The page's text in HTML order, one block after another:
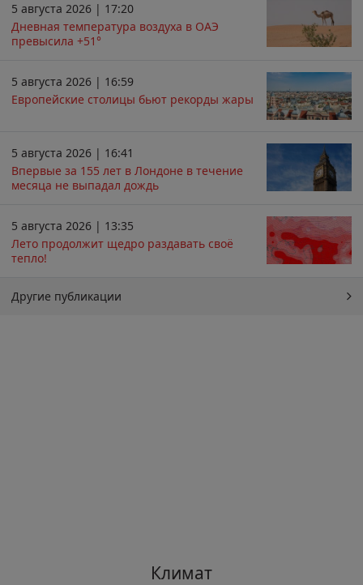
5 августа 2026 | 17:20
Дневная температура воздуха в ОАЭ
превысила +51°
5 августа 2026 | 16:59
Европейские столицы бьют рекорды жары
5 августа 2026 | 16:41
Впервые за 155 лет в Лондоне в течение
месяца не выпадал дождь
5 августа 2026 | 13:35
Лето продолжит щедро раздавать своё
тепло!
Другие публикации
Климат